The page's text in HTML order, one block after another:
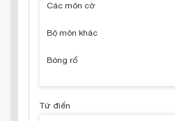
Các môn cờ
Bộ môn khác
Bóng rổ
Từ điển